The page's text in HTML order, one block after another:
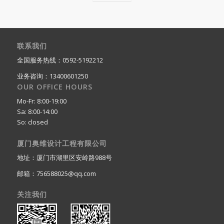
联系我们
全国服务热线：0592-5192212
业务咨询：13400601250
OUR OFFICE HOURS
Mo-Fr: 8:00-19:00
Sa: 8:00-14:00
So: closed
厦门奥维设计工程有限公司
地址：厦门市湖里区安岭路988号
邮箱：756588025@qq.com
关注我们